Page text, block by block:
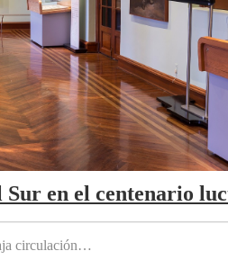
en el centenario
circulación…